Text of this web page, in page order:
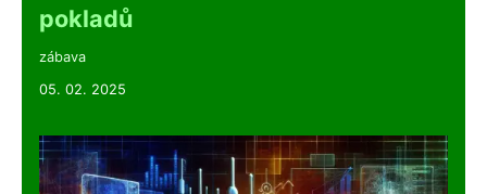
pokladů
zábava
05. 02. 2025